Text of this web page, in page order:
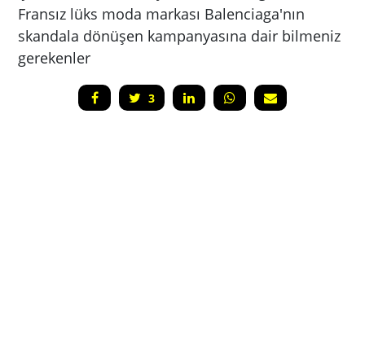
Fransız lüks moda markası Balenciaga'nın
skandala dönüşen kampanyasına dair bilmeniz
gerekenler
3